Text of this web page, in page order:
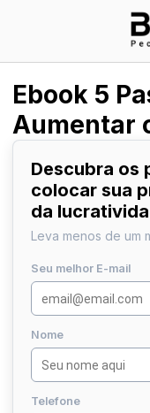
Ebook 5
Aumentar
Descubra os
colocar sua
da
Leva menos de um
Seu melhor E-mail
Nome
Telefone